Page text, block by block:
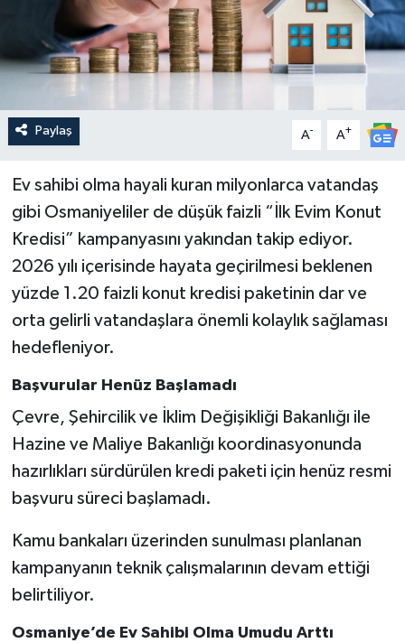
Paylaş A- A+
Ev sahibi olma hayali kuran milyonlarca vatandaş
gibi Osmaniyeliler de düşük faizli “İlk Evim Konut
Kredisi” kampanyasını yakından takip ediyor.
2026 yılı içerisinde hayata geçirilmesi beklenen
yüzde 1.20 faizli konut kredisi paketinin dar ve
orta gelirli vatandaşlara önemli kolaylık sağlaması
hedefleniyor.
Başvurular Henüz Başlamadı
Çevre, Şehircilik ve İklim Değişikliği Bakanlığı ile
Hazine ve Maliye Bakanlığı koordinasyonunda
hazırlıkları sürdürülen kredi paketi için henüz resmi
başvuru süreci başlamadı.
Kamu bankaları üzerinden sunulması planlanan
kampanyanın teknik çalışmalarının devam ettiği
belirtiliyor.
Osmaniye’de Ev Sahibi Olma Umudu Arttı